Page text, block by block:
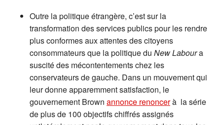
Outre la politique étrangère, c’est sur la
transformation des services publics pour les rendre
plus conformes aux attentes des citoyens
consommateurs que la politique du New Laboura
suscité des mécontentements chez les
conservateurs de gauche. Dans un mouvement qui
leur donne apparemment satisfaction, le
gouvernement Brown annonce renoncerà la série
de plus de 100 objectifs chiffrés assignés